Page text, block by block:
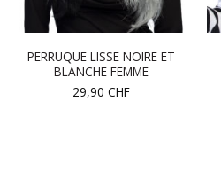
PERRUQUE LISSE NOIRE ET
BLANCHE FEMME
29,90 CHF